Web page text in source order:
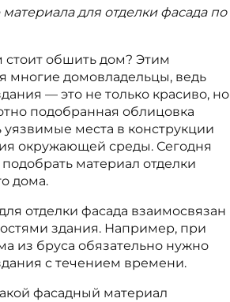
для отделки фасада по
обшить дом? Этим
многие домовладельцы, ведь
— это не только красиво, но
подобранная облицовка
места в конструкции
окружающей среды. Сегодня
материал отделки
дома.
отделки фасада взаимосвязан
здания. Например, при
из бруса обязательно нужно
с течением времени.
фасадный материал